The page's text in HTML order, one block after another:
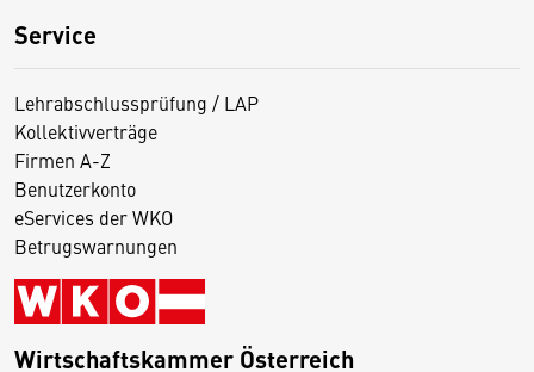
Service
Lehrabschlussprüfung / LAP
Kollektivverträge
Firmen A-Z
Benutzerkonto
eServices der WKO
Betrugswarnungen
Wirtschaftskammer Österreich